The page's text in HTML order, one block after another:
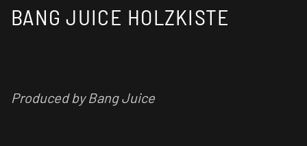
BANG JUICE HOLZKISTE
Produced by Bang Juice